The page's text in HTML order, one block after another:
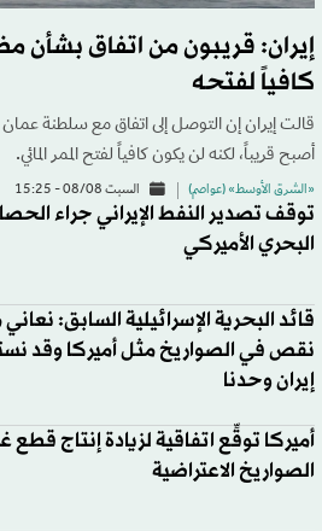
إيران: قريبون من اتفاق
كافياً لفتحه
قالت إيران إن التوصل إلى اتفاق مع سلطنة
أصبح قريباً، لكنه لن يكون كافياً ​لفتح الممر المائي.
«الشرق الأوسط» (عواصم) السبت 08/08 - 15:25
توقف تصدير النفط الإيراني جراء
البحري الأميركي
قائد البحرية الإسرائيلية السابق:
نقص في الصواريخ مثل أميركا وقد
إيران وحدنا
أميركا توقِّع اتفاقية لزيادة إنتاج قطع
الصواريخ الاعتراضية